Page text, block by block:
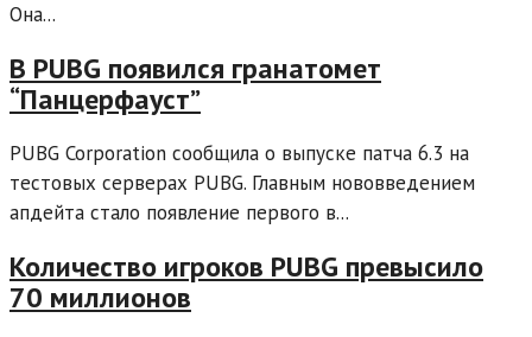
Она...
В PUBG появился гранатомет
“Панцерфауст”
PUBG Corporation сообщила о выпуске патча 6.3 на
тестовых серверах PUBG. Главным нововведением
апдейта стало появление первого в...
Количество игроков PUBG превысило
70 миллионов